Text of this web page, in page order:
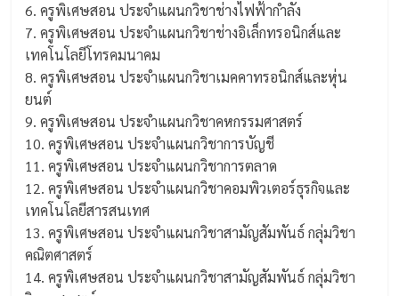
6. ครูพิเศษสอน ประจำแผนกวิชาช่างไฟฟ้ากำลัง
7. ครูพิเศษสอน ประจำแผนกวิชาช่างอิเล็กทรอนิกส์และ
เทคโนโลยีโทรคมนาคม
8. ครูพิเศษสอน ประจำแผนกวิชาเมคคาทรอนิกส์และหุ่น
ยนต์
9. ครูพิเศษสอน ประจำแผนกวิชาคหกรรมศาสตร์
10. ครูพิเศษสอน ประจำแผนกวิชาการบัญชี
11. ครูพิเศษสอน ประจำแผนกวิชาการตลาด
12. ครูพิเศษสอน ประจำแผนกวิชาคอมพิวเตอร์ธุรกิจและ
เทคโนโลยีสารสนเทศ
13. ครูพิเศษสอน ประจำแผนกวิชาสามัญสัมพันธ์ กลุ่มวิชา
คณิตศาสตร์
14. ครูพิเศษสอน ประจำแผนกวิชาสามัญสัมพันธ์ กลุ่มวิชา